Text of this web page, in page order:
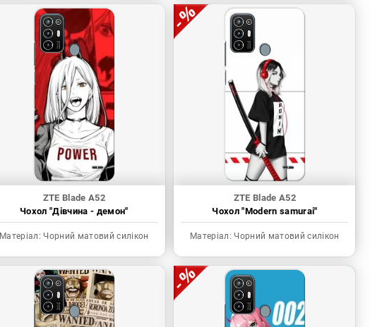
ZTE Blade A52
Чохол "Дівчина - демон"
Матеріал: Чорний матовий силікон
ZTE Blade A52
Чохол "Modern samurai"
Матеріал: Чорний матовий силікон